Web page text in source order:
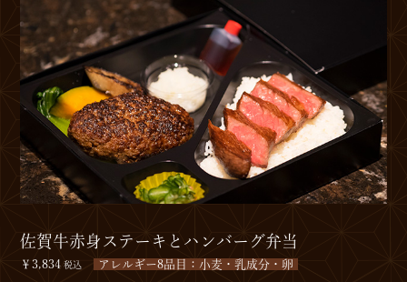
佐賀牛赤身ステーキとハンバーグ弁当
￥3,834 税込 アレルギー8品目：小麦・乳成分・卵